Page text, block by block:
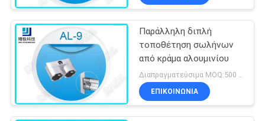
Παράλληλη διπλή
τοποθέτηση σωλήνων
από κράμα αλουμινίου
ΕΠΙΚΟΙΝΩΝΊΑ